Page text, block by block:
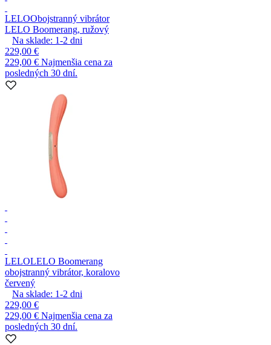
LELOObojstranný vibrátor
LELO Boomerang, ružový
Na sklade: 1-2 dni
229,00 €
229,00 € Najmenšia cena za
posledných 30 dní.
LELOLELO Boomerang
obojstranný vibrátor, koralovo
červený
Na sklade: 1-2 dni
229,00 €
229,00 € Najmenšia cena za
posledných 30 dní.